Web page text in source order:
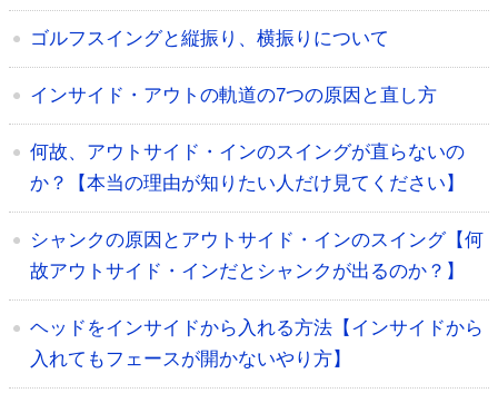
ゴルフスイングと縦振り、横振りについて
インサイド・アウトの軌道の7つの原因と直し方
何故、アウトサイド・インのスイングが直らないの
か？【本当の理由が知りたい人だけ見てください】
シャンクの原因とアウトサイド・インのスイング【何
故アウトサイド・インだとシャンクが出るのか？】
ヘッドをインサイドから入れる方法【インサイドから
入れてもフェースが開かないやり方】